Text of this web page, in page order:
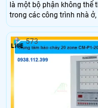
là một bộ phận không thể
trong các công trình nhà ở,
chung cư hay các mô hình
doanh được thiết kế để
bảo vệ an toàn cho mọi
khả năng kiểm soát lên
573